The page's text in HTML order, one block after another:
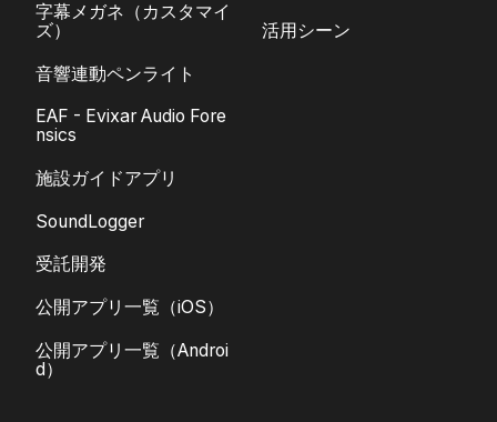
字幕メガネ（カスタマイ
ズ）
音響連動ペンライト
EAF - Evixar Audio Fore
nsics
施設ガイドアプリ
SoundLogger
受託開発
公開アプリ一覧（iOS）
公開アプリ一覧（Androi
d）
活用シーン